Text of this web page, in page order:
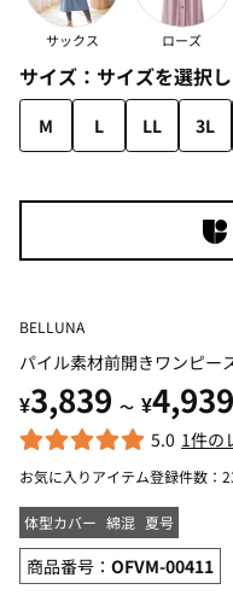
サックス ローズ
サイズ： サイズを選択
M L LL 3L
BELLUNA
パイル素材前開きワンピー
¥3,839 ～ ¥4,939
5.0 1件の
お気に入りアイテム登録件数：
体型カバー 綿混 夏号
商品番号： OFVM-00411